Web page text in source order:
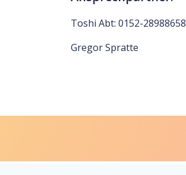
Toshi Abt: ‭0152-28988658‬
Gregor Spratte